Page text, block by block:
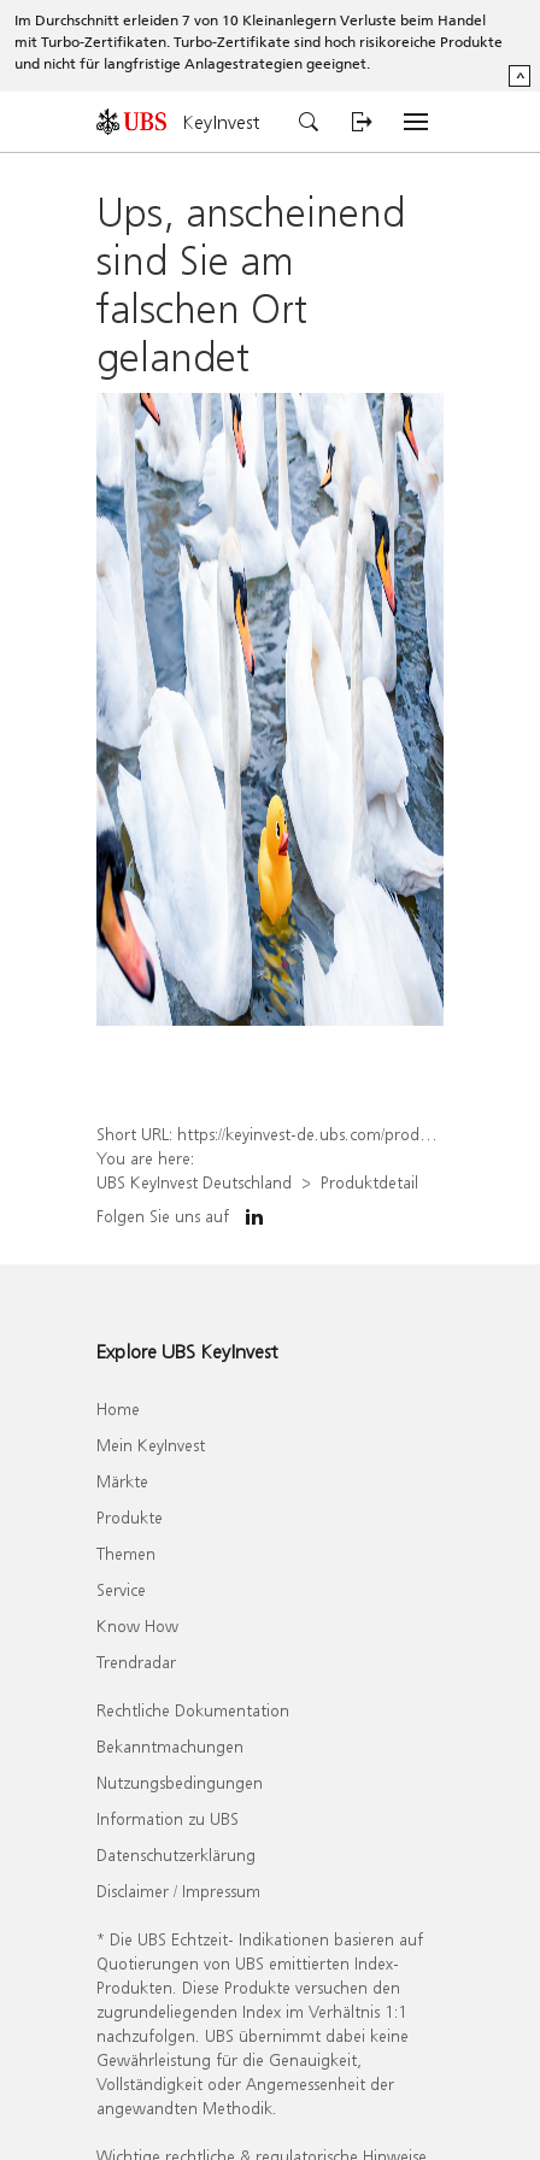
Im Durchschnitt erleiden 7 von 10 Kleinanlegern Verluste beim Handel
mit Turbo-Zertifikaten. Turbo-Zertifikate sind hoch risikoreiche Produkte
und nicht für langfristige Anlagestrategien geeignet.
^
KeyInvest
Ups, anscheinend
sind Sie am
falschen Ort
gelandet
Short URL: https://keyinvest-de.ubs.com/produkt/detail/index/isin/DE000WA1XU05
You are here:
UBS KeyInvest Deutschland
Produktdetail
Folgen Sie uns auf
Explore UBS KeyInvest
Home
Mein KeyInvest
Märkte
Produkte
Themen
Service
Know How
Trendradar
Rechtliche Dokumentation
Bekanntmachungen
Nutzungsbedingungen
Information zu UBS
Datenschutzerklärung
Disclaimer / Impressum
* Die UBS Echtzeit- Indikationen basieren auf
Quotierungen von UBS emittierten Index-
Produkten. Diese Produkte versuchen den
zugrundeliegenden Index im Verhältnis 1:1
nachzufolgen. UBS übernimmt dabei keine
Gewährleistung für die Genauigkeit,
Vollständigkeit oder Angemessenheit der
angewandten Methodik.